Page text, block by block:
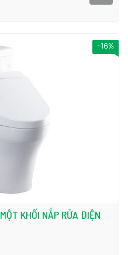
-16%
KHỐI NẮP RỬA ĐIỆN